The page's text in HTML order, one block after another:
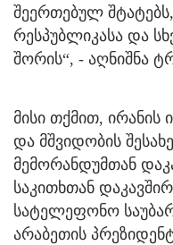
შეერთებულ
რესპუბლიკასა და
შორის“, - აღნიშნა
მისი თქმით, ირანის
და მშვიდობის
მემორანდუმთან
საკითხთან
სატელეფონო
არაბეთის